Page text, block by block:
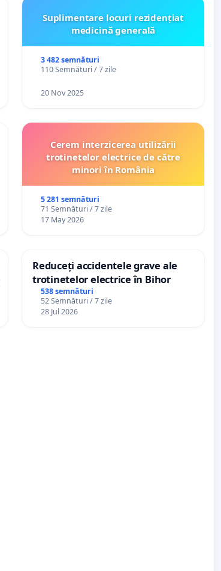
Suplimentare locuri rezidențiat
medicină generală
3 482 semnături
110 Semnături / 7 zile
20 Nov 2025
Cerem interzicerea utilizării
trotinetelor electrice de către
minori în România
5 281 semnături
71 Semnături / 7 zile
17 May 2026
Reduceți accidentele grave ale
trotinetelor electrice în Bihor
538 semnături
52 Semnături / 7 zile
28 Jul 2026